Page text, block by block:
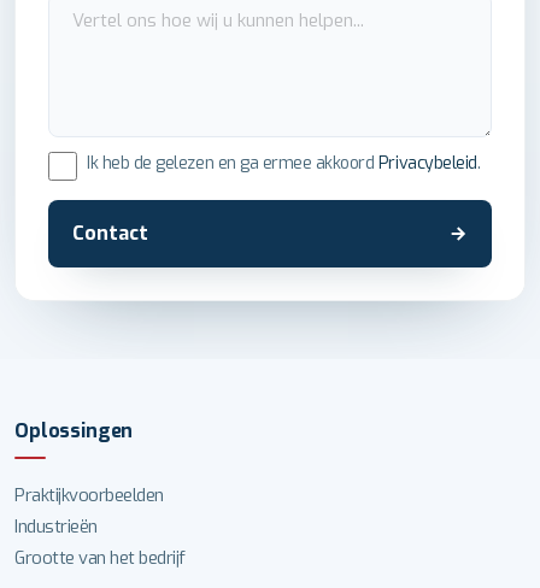
Ik heb de gelezen en ga ermee akkoord Privacybeleid.
Contact
Oplossingen
Praktijkvoorbeelden
Industrieën
Grootte van het bedrijf